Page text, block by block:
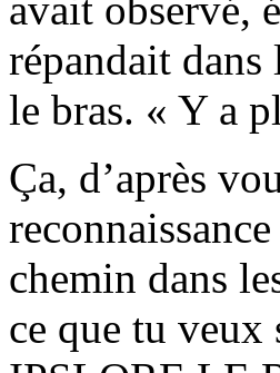
répandait
le bras. « Y a
Ça, d’après
chemin dans
ce que tu